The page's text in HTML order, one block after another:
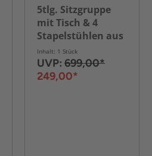
5tlg. Sitzgruppe
mit Tisch & 4
Stapelstühlen aus
Aluminium -
Schwarz/Braun
Inhalt: 1 Stück
UVP: 699,00*
249,00*